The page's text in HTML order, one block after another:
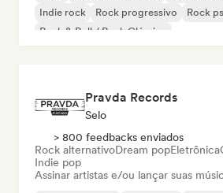
Indie rock
Rock progressivo
Rock
Rock & Roll / Rock Clássico
Pravda Records
Selo
> 800 feedbacks enviados
Rock alternativoDream popEletrônica
Indie pop
Assinar artistas e/ou lançar suas